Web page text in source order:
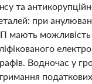
та
при
мають
Водночас у